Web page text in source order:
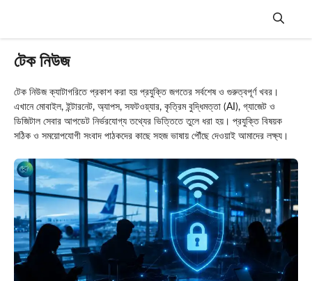
Menu
টেক নিউজ
টেক নিউজ ক্যাটাগরিতে প্রকাশ করা হয় প্রযুক্তি জগতের সর্বশেষ ও গুরুত্বপূর্ণ খবর।
এখানে মোবাইল, ইন্টারনেট, অ্যাপস, সফটওয়্যার, কৃত্রিম বুদ্ধিমত্তা (AI), গ্যাজেট ও
ডিজিটাল সেবার আপডেট নির্ভরযোগ্য তথ্যের ভিত্তিতে তুলে ধরা হয়। প্রযুক্তি বিষয়ক
সঠিক ও সময়োপযোগী সংবাদ পাঠকদের কাছে সহজ ভাষায় পৌঁছে দেওয়াই আমাদের লক্ষ্য।